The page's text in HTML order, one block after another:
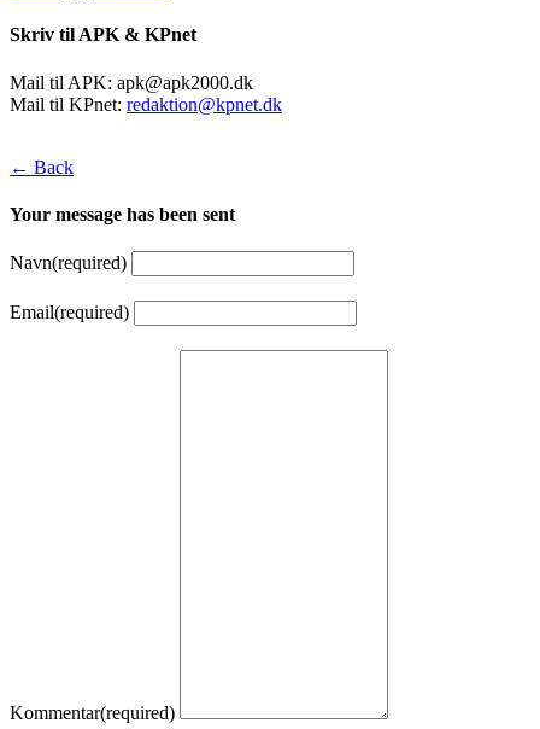
Skriv til APK & KPnet
Mail til APK: apk@apk2000.dk
Mail til KPnet: redaktion@kpnet.dk
← Back
Your message has been sent
Navn(required)
Email(required)
Kommentar(required)